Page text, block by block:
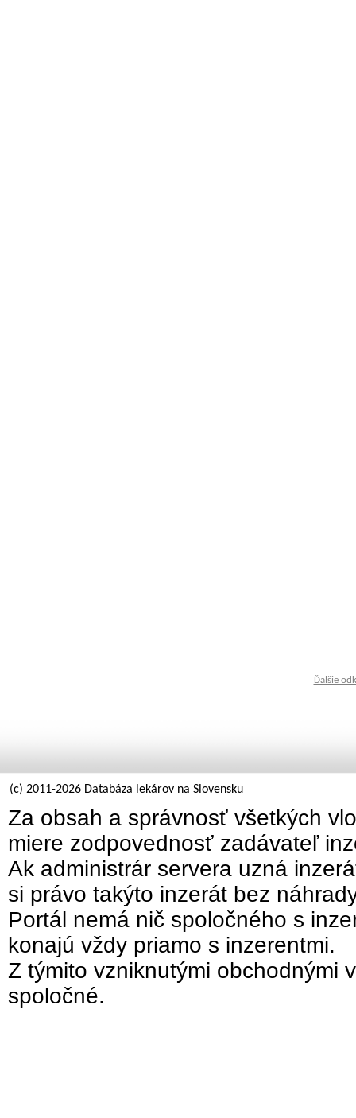
Ďalšie
(c) 2011-2026 Databáza lekárov na Slovensku
Za obsah a správnosť všetkých
miere zodpovednosť zadávateľ
Ak administrár servera uzná
si právo takýto inzerát bez
Portál nemá nič spoločného s
konajú vždy priamo s inzerentmi.
Z týmito vzniknutými obchodnými
spoločné.